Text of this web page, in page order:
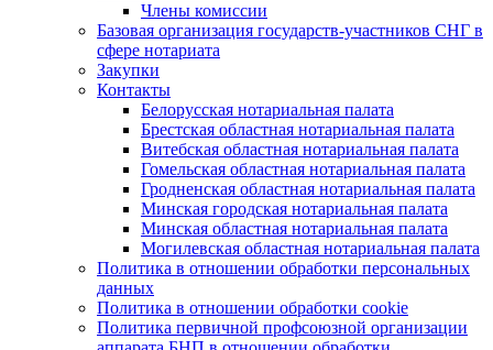
Члены комиссии
Базовая организация государств-участников СНГ в
сфере нотариата
Закупки
Контакты
Белорусская нотариальная палата
Брестская областная нотариальная палата
Витебская областная нотариальная палата
Гомельская областная нотариальная палата
Гродненская областная нотариальная палата
Минская городская нотариальная палата
Минская областная нотариальная палата
Могилевская областная нотариальная палата
Политика в отношении обработки персональных
данных
Политика в отношении обработки cookie
Политика первичной профсоюзной организации